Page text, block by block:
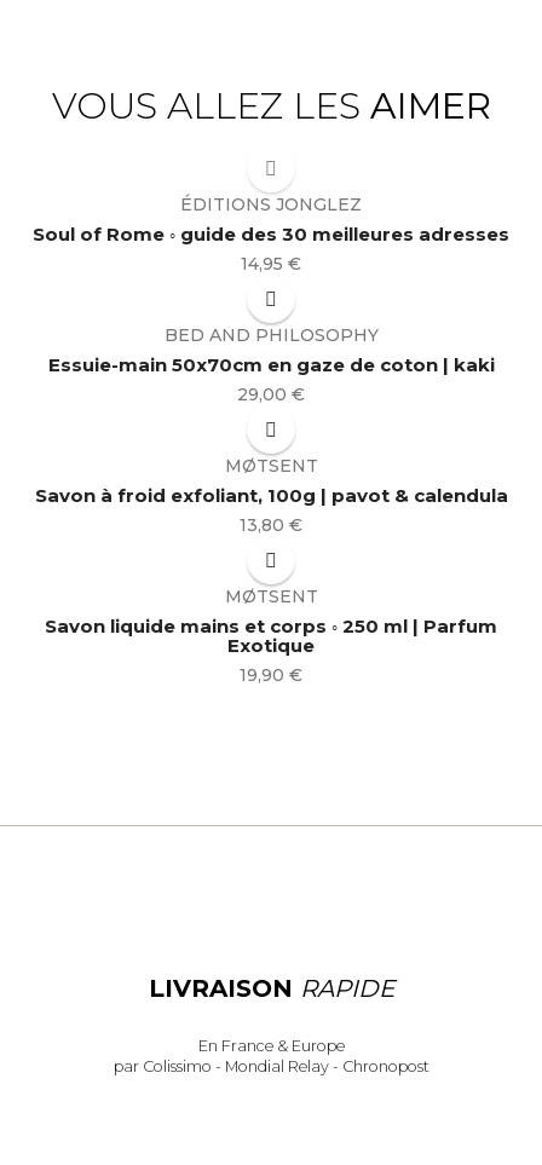
VOUS ALLEZ LES AIMER
ÉDITIONS JONGLEZ
Soul of Rome ◦ guide des 30 meilleures adresses
Prix
14,95 €
BED AND PHILOSOPHY
Essuie-main 50x70cm en gaze de coton | kaki
Prix
29,00 €
MØTSENT
Savon à froid exfoliant, 100g | pavot & calendula
Prix
13,80 €
MØTSENT
Savon liquide mains et corps ◦ 250 ml | Parfum
Exotique
Prix
19,90 €
LIVRAISON RAPIDE
En France & Europe
par Colissimo - Mondial Relay - Chronopost